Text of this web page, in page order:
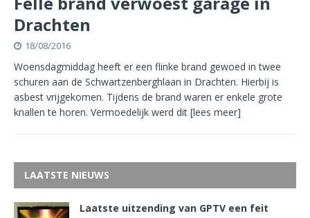
Drachten
18/08/2016
Woensdagmiddag heeft er een flinke brand gewoed in twee
schuren aan de Schwartzenberghlaan in Drachten. Hierbij is
asbest vrijgekomen. Tijdens de brand waren er enkele grote
knallen te horen. Vermoedelijk werd dit [lees meer]
LAATSTE NIEUWS
Laatste uitzending van GPTV een feit